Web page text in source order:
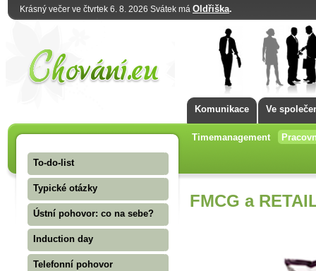
Krásný večer ve čtvrtek 6. 8. 2026 Svátek má Oldřiška.
Komunikace Ve
Timemanagement
To-do-list
Typické otázky
Ústní pohovor: co na sebe?
Induction day
Telefonní pohovor
FMCG a